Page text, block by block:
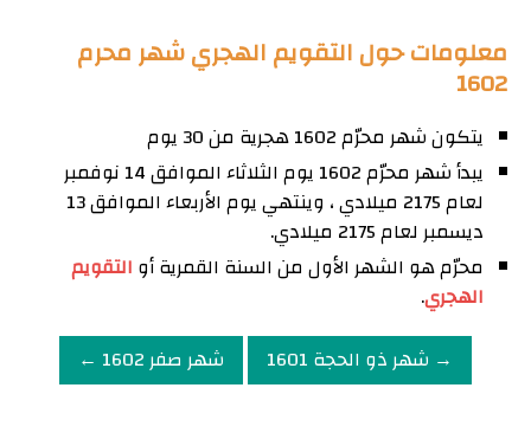
معلومات حول التقويم الهجري شهر محرم
1602
يتكون شهر محرّم 1602 هجرية من 30 يوم
يبدأ شهر محرّم 1602 يوم الثلاثاء الموافق 14 نوفمبر
لعام 2175 ميلادي ، وينتهي يوم الأربعاء الموافق 13
ديسمبر لعام 2175 ميلادي.
محرّم هو الشهر الأول من السنة القمرية أو التقويم
الهجري.
→ شهر ذو الحجة 1601
شهر صفر 1602 ←